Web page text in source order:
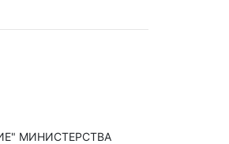
МИНИСТЕРСТВА